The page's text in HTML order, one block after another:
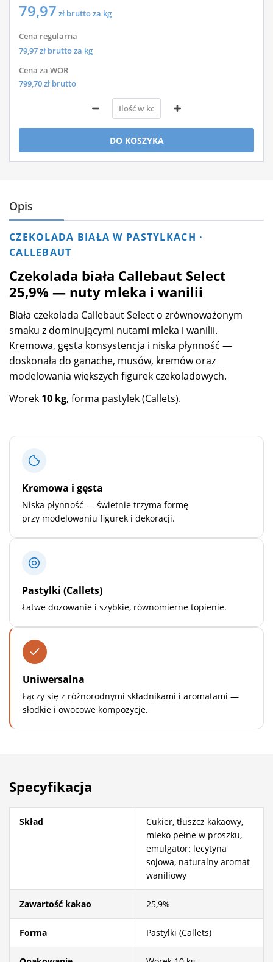
79,97 zł brutto za kg
Cena regularna
79,97zł brutto za kg
Cena za WOR
799,70zł brutto
DO KOSZYKA
Opis
CZEKOLADA BIAŁA W PASTYLKACH ·
CALLEBAUT
Czekolada biała Callebaut Select
25,9% — nuty mleka i wanilii
Biała czekolada Callebaut Select o zrównoważonym
smaku z dominującymi nutami mleka i wanilii.
Kremowa, gęsta konsystencja i niska płynność —
doskonała do ganache, musów, kremów oraz
modelowania większych figurek czekoladowych.
Worek 10 kg, forma pastylek (Callets).
Kremowa i gęsta
Niska płynność — świetnie trzyma formę
przy modelowaniu figurek i dekoracji.
Pastylki (Callets)
Łatwe dozowanie i szybkie, równomierne topienie.
Uniwersalna
Łączy się z różnorodnymi składnikami i aromatami —
słodkie i owocowe kompozycje.
Specyfikacja
Skład
Cukier, tłuszcz kakaowy,
mleko pełne w proszku,
emulgator: lecytyna
sojowa, naturalny aromat
waniliowy
Zawartość kakao 25,9%
Forma Pastylki (Callets)